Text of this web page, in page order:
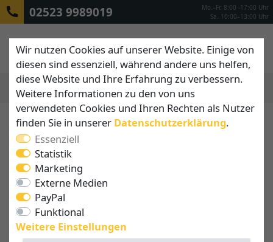
02523 9989019
Mo.–Fr. 8:00 -17:00 Uhr
Sa. 10:00–13:00 Uhr
Wir nutzen Cookies auf unserer Website. Einige von
diesen sind essenziell, während andere uns helfen,
diese Website und Ihre Erfahrung zu verbessern.
Weitere Informationen zu den von uns
verwendeten Cookies und Ihren Rechten als Nutzer
finden Sie in unserer Daten­schutz­erklärung.
Essenziell
Statistik
Marketing
Externe Medien
PayPal
Funktional
Weitere Einstellungen